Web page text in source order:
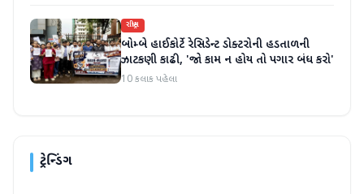
રાષ્ટ્રીય
બોમ્બે હાઈકોર્ટે રેસિડેન્ટ ડોક્ટરોની હડતાળની
ઝાટકણી કાઢી, 'જો કામ ન હોય તો પગાર બંધ કરો'
10 કલાક પહેલા
ટ્રેન્ડિંગ